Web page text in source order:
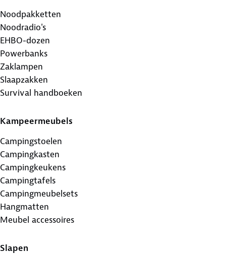
Noodpakketten
Noodradio's
EHBO-dozen
Powerbanks
Zaklampen
Slaapzakken
Survival handboeken
Kampeermeubels
Campingstoelen
Campingkasten
Campingkeukens
Campingtafels
Campingmeubelsets
Hangmatten
Meubel accessoires
Slapen